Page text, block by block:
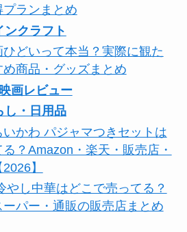
ランまとめ
ンクラフト
どいって本当？実際に観た
商品・グッズまとめ
映画レビュー
し・日用品
かわ パジャマつきセットは
？Amazon・楽天・販売店・
】
やし中華はどこで売ってる？
ーパー・通販の販売店まとめ